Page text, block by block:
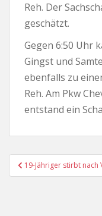
Reh. Der
geschätzt.
Gegen 6:50 Uhr
Gingst und
ebenfalls zu
Reh. Am Pkw
entstand ein
19-Jähriger stirbt nach